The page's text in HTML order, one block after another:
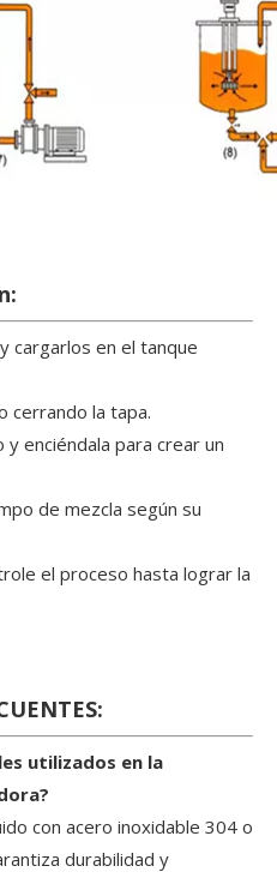
cargarlos en el tanque
cerrando la tapa.
enciéndala para crear un
de mezcla según su
el proceso hasta lograr la
utilizados en la
con acero inoxidable 304 o
durabilidad y